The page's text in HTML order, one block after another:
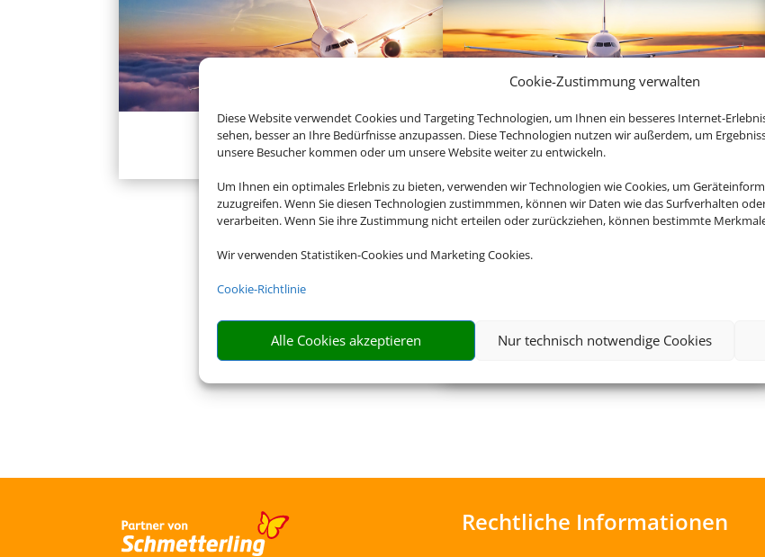
Cookie-Zustimmung verwalten
Diese Website verwendet Cookies und Targeting Technologien, um Ihnen ein besseres Internet-
sehen, besser an Ihre Bedürfnisse anzupassen. Diese Technologien nutzen wir außerdem, um
unsere Besucher kommen oder um unsere Website weiter zu entwickeln.
Um Ihnen ein optimales Erlebnis zu bieten, verwenden wir Technologien wie Cookies, um
zuzugreifen. Wenn Sie diesen Technologien zustimmmen, können wir Daten wie das Surfverhalten
verarbeiten. Wenn Sie ihre Zustimmung nicht erteilen oder zurückziehen, können bestimmte
Wir verwenden Statistiken-Cookies und Marketing Cookies.
Cookie-Richtlinie
Alle Cookies akzeptieren Nur technisch notwendige Cookies
Charterflug Linienflug
Flughafenparken
Rechtliche Informationen